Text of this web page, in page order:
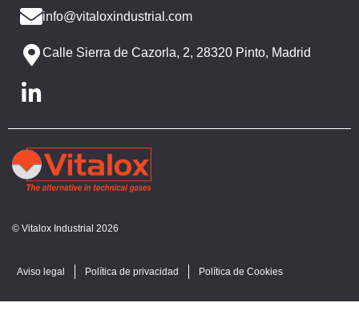
info@vitaloxindustrial.com
Calle Sierra de Cazorla, 2, 28320 Pinto, Madrid
© Vitalox Industrial 2026
Aviso legal Política de privacidad Política de Cookies